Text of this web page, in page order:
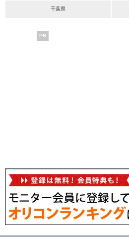
千葉県
PR